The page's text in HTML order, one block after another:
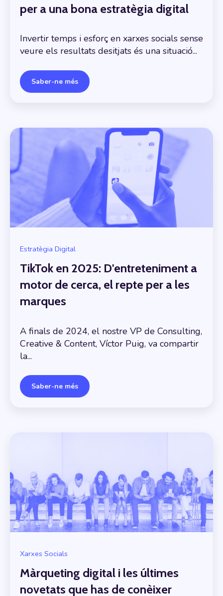
per a una bona estratègia digital
Invertir temps i esforç en xarxes socials sense
veure els resultats desitjats és una situació...
Saber-ne més
Estratègia Digital
TikTok en 2025: D'entreteniment a
motor de cerca, el repte per a les
marques
A finals de 2024, el nostre VP de Consulting,
Creative & Content, Víctor Puig, va compartir
la...
Saber-ne més
Xarxes Socials
Màrqueting digital i les últimes
novetats que has de conèixer